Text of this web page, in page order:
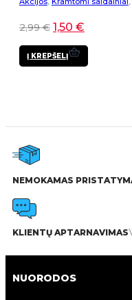
2,99€ 1,50 €
Į KREPŠELĮ
NEMOKAMAS
KLIENTŲ APTARNAVIMAS
NUORODOS